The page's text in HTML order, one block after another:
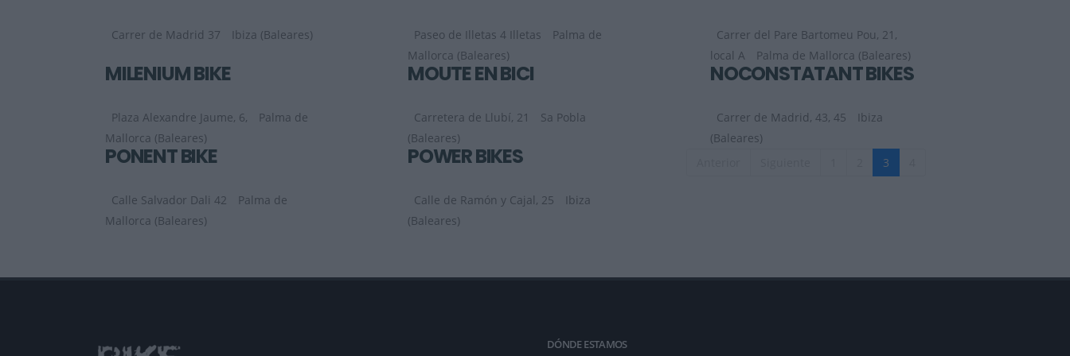
Carrer de Madrid 37 Ibiza (Baleares) Paseo de Illetas 4 Illetas
Palma de
Mallorca (Baleares)
Carrer del Pare Bartomeu Pou, 21,
local A
Palma de Mallorca (Baleares)
MILENIUM BIKE
Plaza Alexandre Jaume, 6,
Palma de
Mallorca (Baleares)
MOUTE EN BICI
Carretera de Llubí, 21
Sa Pobla
(Baleares)
NOCONSTATANT BIKES
Carrer de Madrid, 43, 45
Ibiza
(Baleares)
PONENT BIKE
Calle Salvador Dali 42
Palma de
Mallorca (Baleares)
POWER BIKES
Calle de Ramón y Cajal, 25
Ibiza
(Baleares)
3
DÓNDE ESTAMOS